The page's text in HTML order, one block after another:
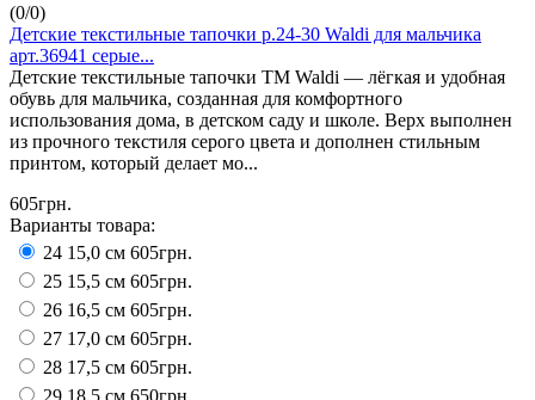
(0/0)
Детские текстильные тапочки р.24-30 Waldi для мальчика
арт.36941 серые...
Детские текстильные тапочки ТМ Waldi — лёгкая и удобная
обувь для мальчика, созданная для комфортного
использования дома, в детском саду и школе. Верх выполнен
из прочного текстиля серого цвета и дополнен стильным
принтом, который делает мо...
605грн.
Варианты товара:
24 15,0 см 605грн.
25 15,5 см 605грн.
26 16,5 см 605грн.
27 17,0 см 605грн.
28 17,5 см 605грн.
29 18,5 см 650грн.